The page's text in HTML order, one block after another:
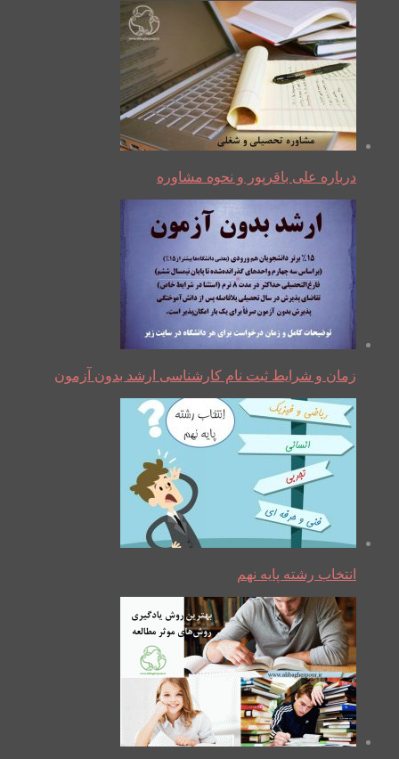
درباره علی باقرپور و نحوه مشاوره
زمان و شرایط ثبت نام کارشناسی ارشد بدون آزمون
انتخاب رشته پایه نهم